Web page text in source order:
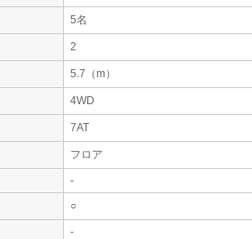
5名
2
5.7（m）
4WD
7AT
フロア
-
○
-